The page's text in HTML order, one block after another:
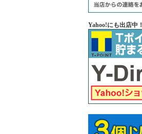
Yahoo!にも出店中！